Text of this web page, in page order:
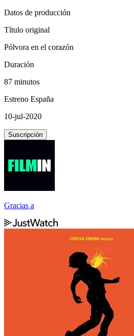
Datos de producción
Título original
Pólvora en el corazón
Duración
87 minutos
Estreno España
10-jul-2020
Suscripción
Gracias a